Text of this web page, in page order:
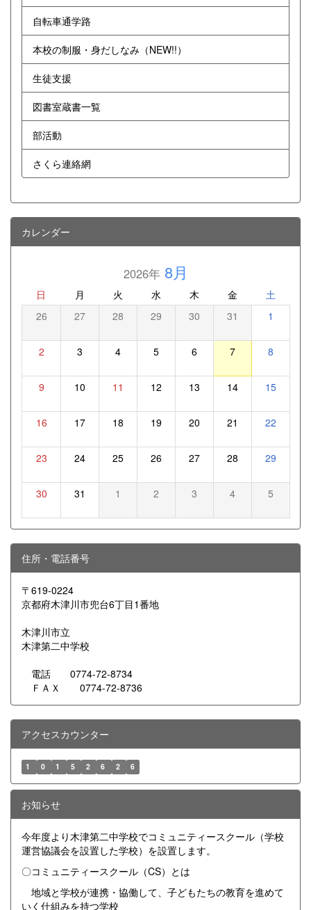
自転車通学路
本校の制服・身だしなみ（NEW!!）
生徒支援
図書室蔵書一覧
部活動
さくら連絡網
カレンダー
2026年8月
日 月 火 水 木 金 土
26 27 28 29 30 31 1
2 3 4 5 6 7 8
9 10 11 12 13 14 15
16 17 18 19 20 21 22
23 24 25 26 27 28 29
30 31 1 2 3 4 5
住所・電話番号
〒619-0224
京都府木津川市兜台6丁目1番地
木津川市立
木津第二中学校
電話 0774-72-8734
ＦＡＸ 0774-72-8736
アクセスカウンター
1 0 1 5 2 6 2 6
お知らせ
今年度より木津第二中学校でコミュニティースクール（学校
運営協議会を設置した学校）を設置します。
〇コミュニティースクール（CS）とは
地域と学校が連携・協働して、子どもたちの教育を進めて
いく仕組みを持つ学校